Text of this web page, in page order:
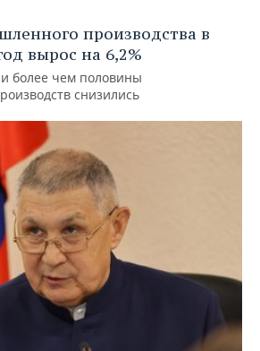
производства в
вырос на 6,2%
более чем половины
снизились